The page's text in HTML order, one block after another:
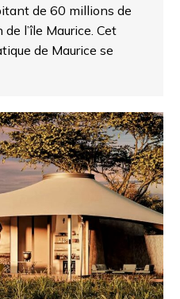
de 60 millions de
l’île Maurice. Cet
de Maurice se